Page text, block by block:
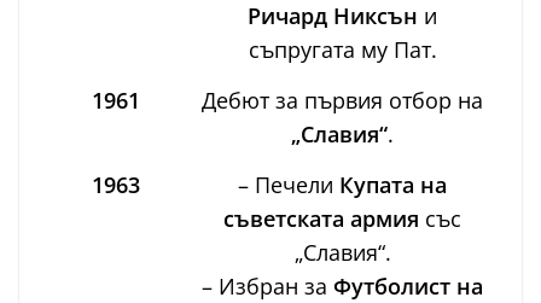
Ричард Никсън и
съпругата му Пат.
1961
Дебют за първия отбор на
„Славия“.
1963
– Печели Купата на
съветската армия със
„Славия“.
– Избран за Футболист на